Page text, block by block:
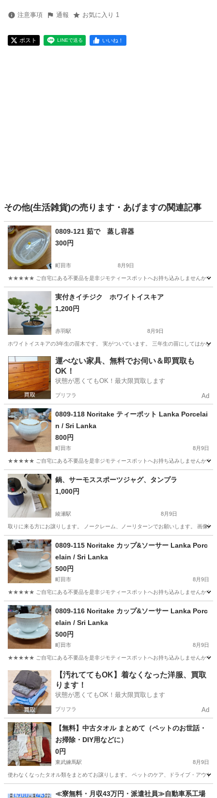
注意事項 通報 お気に入り 1
ポスト LINEで送る いいね！
その他(生活雑貨)の売ります・あげますの関連記事
0809-121 茹で 蒸し容器
300円
町田市 8月9日
★★★★★ ご自宅にある不要品を是非ジモティースポットへお持ち込みしませんか？
東京 町田市 調理器具 容器
実付きイチジク ホワイトイスキア
1,200円
赤羽駅 8月9日
ホワイトイスキアの3年生の苗木です。 実がついています。 三年生の苗にしてはかな
東京 北区 赤羽駅 家庭用品
運べない家具、無料でお伺い＆即買取も
OK！
状態が悪くてもOK！最大限買取します
プリフラ Ad
0809-118 Noritake ティーポット Lanka Porcelai
n / Sri Lanka
800円
町田市 8月9日
★★★★★ ご自宅にある不要品を是非ジモティースポットへお持ち込みしませんか？
東京 町田市 食器 Porcelain
鍋、サーモススポーツジャグ、タンプラ
1,000円
綾瀬駅 8月9日
取りに来る方にお譲りします。 ノークレーム、ノーリターンでお願いします。 画像
東京 足立区
0809-115 Noritake カップ&ソーサー Lanka Porc
elain / Sri Lanka
500円
町田市 8月9日
★★★★★ ご自宅にある不要品を是非ジモティースポットへお持ち込みしませんか？
東京 町田市
0809-116 Noritake カップ&ソーサー Lanka Porc
elain / Sri Lanka
500円
町田市 8月9日
★★★★★ ご自宅にある不要品を是非ジモティースポットへお持ち込みしませんか？
東京 町田市 食器 Porcelain
【汚れててもOK】着なくなった洋服、買取
ります！
状態が悪くてもOK！最大限買取します
プリフラ Ad
【無料】中古タオル まとめて（ペットのお世話・
お掃除・DIY用などに）
0円
東武練馬駅 8月9日
使わなくなったタオル類をまとめてお譲りします。 ペットのケア、ドライブ・アウ
東武練馬駅 生活雑貨
≪寮無料・月収43万円・派遣社員≫自動車系工場